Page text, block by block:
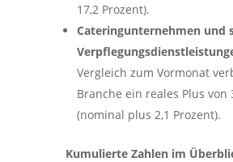
17,2 Prozent).
Cateringunternehmen und
Vergleich zum Vormonat
Branche ein reales Plus von
(nominal plus 2,1 Prozent).
Kumulierte Zahlen im